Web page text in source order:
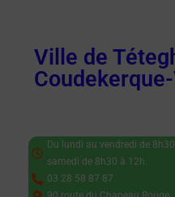
Ville de
Du lundi au vendredi de
samedi de 8h30 à 12h.
03 28 58 87 87